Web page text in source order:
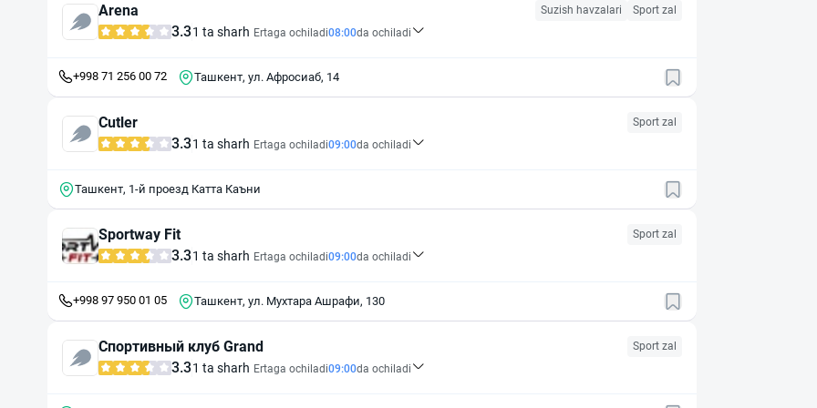
Arena Suzish havzalari Sport zal
3.31 ta sharh Ertaga ochiladi08:00da ochiladi
+998 71 256 00 72 Ташкент, ул. Афросиаб, 14
Cutler Sport zal
3.31 ta sharh Ertaga ochiladi09:00da ochiladi
Ташкент, 1-й проезд Катта Каъни
Sportway Fit Sport zal
3.31 ta sharh Ertaga ochiladi09:00da ochiladi
+998 97 950 01 05 Ташкент, ул. Мухтара Ашрафи, 130
Спортивный клуб Grand Sport zal
3.31 ta sharh Ertaga ochiladi09:00da ochiladi